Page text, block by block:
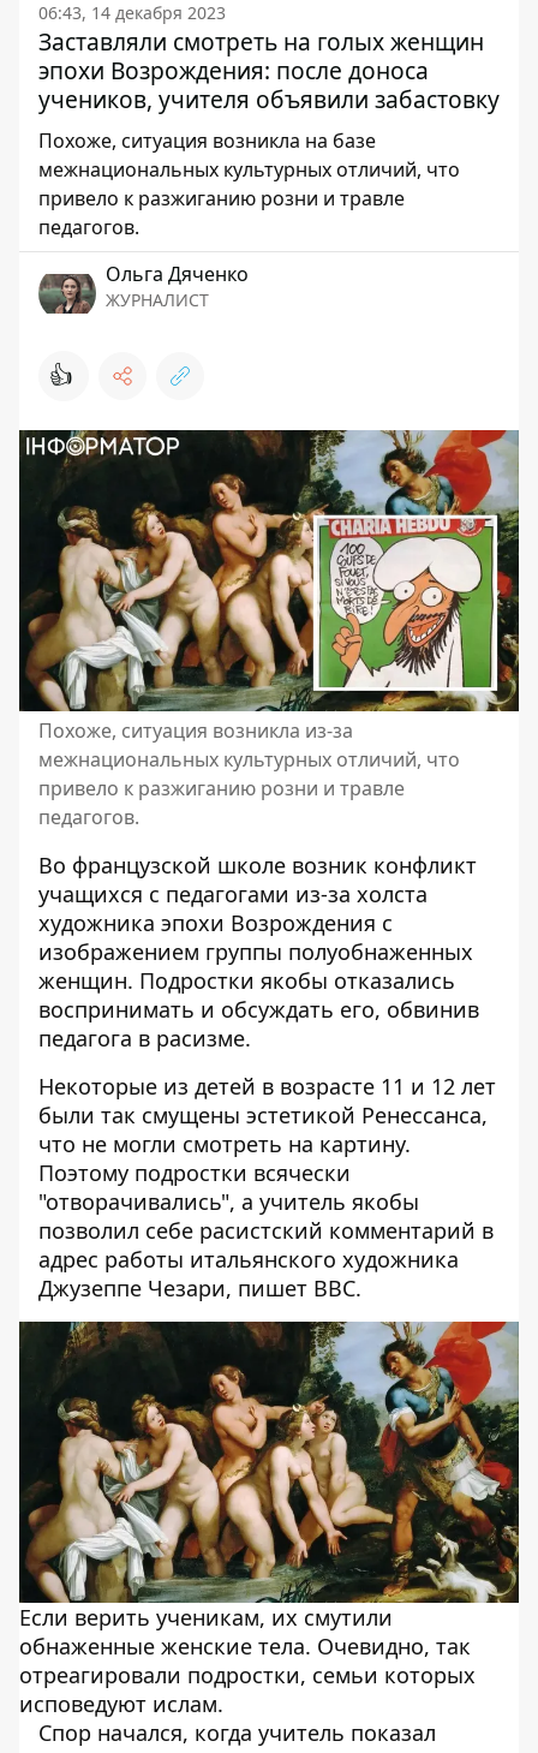
06:43, 14 декабря 2023
Заставляли смотреть на голых женщин
эпохи Возрождения: после доноса
учеников, учителя объявили забастовку
Похоже, ситуация возникла на базе
межнациональных культурных отличий, что
привело к разжиганию розни и травле
педагогов.
Ольга Дяченко
ЖУРНАЛИСТ
👍
Похоже, ситуация возникла из-за
межнациональных культурных отличий, что
привело к разжиганию розни и травле
педагогов.
Во французской школе возник конфликт
учащихся с педагогами из-за холста
художника эпохи Возрождения с
изображением группы полуобнаженных
женщин. Подростки якобы отказались
воспринимать и обсуждать его, обвинив
педагога в расизме.
Некоторые из детей в возрасте 11 и 12 лет
были так смущены эстетикой Ренессанса,
что не могли смотреть на картину.
Поэтому подростки всячески
"отворачивались", а учитель якобы
позволил себе расистский комментарий в
адрес работы итальянского художника
Джузеппе Чезари, пишет BBC.
Если верить ученикам, их смутили
обнаженные женские тела. Очевидно, так
отреагировали подростки, семьи которых
исповедуют ислам.
Спор начался, когда учитель показал